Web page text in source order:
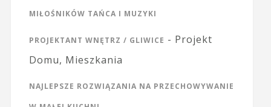
MIŁOŚNIKÓW TAŃCA I MUZYKI
PROJEKTANT WNĘTRZ / GLIWICE - Projekt
Domu, Mieszkania
NAJLEPSZE ROZWIĄZANIA NA PRZECHOWYWANIE